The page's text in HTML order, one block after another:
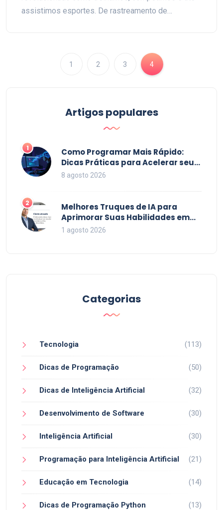
assistimos esportes. De rastreamento de
Venha descobrir como essa revolução tecnológica
está transformando nosso amado mundo esportivo.
1 2 3 4
Artigos populares
1
Como Programar Mais Rápido:
Dicas Práticas para Acelerar seu
Código em 2026
8 agosto 2026
2
Melhores Truques de IA para
Aprimorar Suas Habilidades em
2026
1 agosto 2026
Categorias
Tecnologia (113)
Dicas de Programação (50)
Dicas de Inteligência Artificial (32)
Desenvolvimento de Software (30)
Inteligência Artificial (30)
Programação para Inteligência Artificial (21)
Educação em Tecnologia (14)
Dicas de Programação Python (13)